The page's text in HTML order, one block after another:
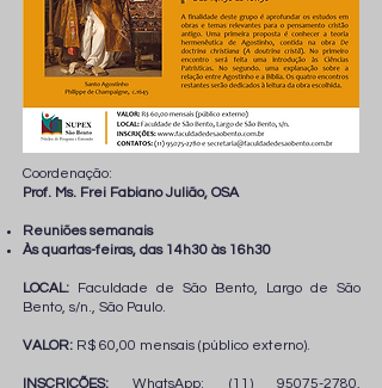
Coordenação:
Prof. Ms. Frei Fabiano Julião, OSA
Reuniões semanais
Àsquartas-feiras, das 14h30 às 16h30
LOCAL: Faculdade de São Bento, Largo de São
Bento, s/n., São Paulo.
VALOR: R$ 60,00 mensais (público externo).
INSCRIÇÕES: WhatsApp: (11) 95075-2780,